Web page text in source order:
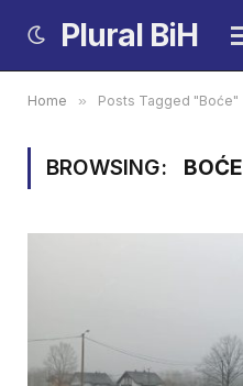
Plural BiH
Home » Posts Tagged "Boće"
BROWSING: BOĆE